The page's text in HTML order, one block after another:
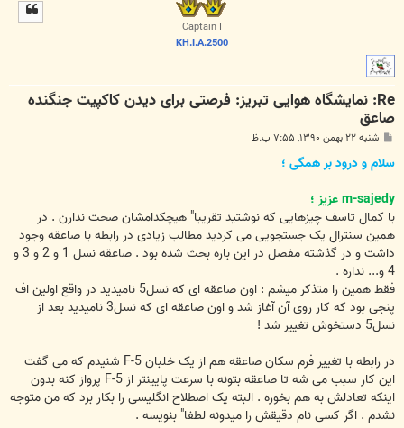
Captain I
KH.I.A.2500
Re: نمایشگاه هوایی تبریز: فرصتی برای دیدن کاکپیت جنگنده
صاعق
پ
ت
شنبه ۲۲ بهمن ۱۳۹۰, ۷:۵۵ ب.ظ
سلام و درود بر همگی ؛
m-sajedy عزیز
با کمال تاسف چیزهایی که نوشتید تقریبا" هیچکدامشان صحت ندارن . در
همین سنترال یک جستجویی می کردید مطالب زیادی در رابطه با صاعقه وجود
داشت و در گذشته مفصل در این باره بحث شده بود . صاعقه نسل 1 و 2 و 3 و
4 و... نداره .
فقط همین را متذکر میشم : اون صاعقه ای که نسل5 نامیدید در واقع اولین اف
پنجی بود که کار روی آن آغاز شد و اون صاعقه ای که نسل3 نامیدید بعد از
نسل5 دستخوش تغییر شد !
در رابطه با تغییر فرم سکان صاعقه هم از یک خلبان F-5 شنیدم که می گفت
این کار سبب می شه تا صاعقه بتونه با سرعت پایینتر از F-5 پرواز کنه بدون
اینکه تعادلش به هم بخوره . البته یک اصطلاح انگلیسی را بکار برد که من متوجه
نشدم . اگر کسی نام دقیقش را میدونه لطفا" بنویسه .